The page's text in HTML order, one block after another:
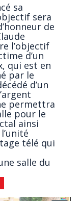
sa
sera
de
l’objectif
d’un
qui est en
par le
d’un
permettra
pour le
ainsi
télé qui
salle du